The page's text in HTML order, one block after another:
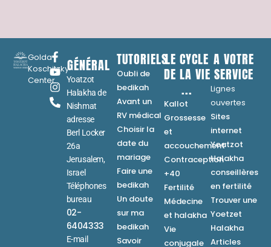
Golda
Koschitzky
Center
GÉNÉRAL
Yoatzot
Halakha de
Nishmat
adresse
Berl Locker
26a
Jerusalem,
Israel
Téléphones
bureau
02-
6404333
E-mail
TUTORIELS
Oubli de
bedikah
Avant un
RV médical
Choisir la
date du
mariage
Faire une
bedikah
Un doute
sur ma
bedikah
Savoir
LE CYCLE
DE LA VIE
...
Kallot
Grossesse
et
accouchement
Contraception
+40
Fertilité
Médecine
et halakha
Vie
conjugale
A VOTRE
SERVICE
Lignes
ouvertes
Sites
internet
Yoatzot
Halakha
conseillères
en fertilité
Trouver une
Yoetzet
Halakha
Articles